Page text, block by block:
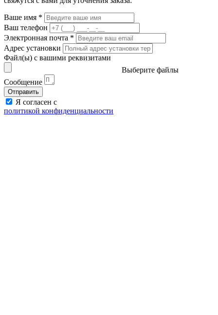
Ваше имя *
Ваш телефон
Электронная почта *
Адрес установки
Файл(ы) с вашими реквизитами
Выберите файлы
Сообщение
Отправить
Я согласен с
политикой конфиденциальности